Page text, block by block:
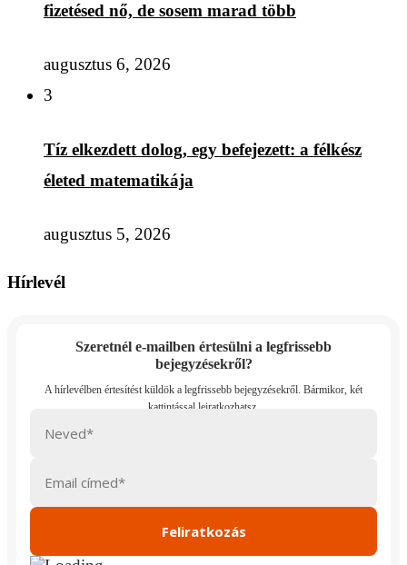
fizetésed nő, de sosem marad több
augusztus 6, 2026
3
Tíz elkezdett dolog, egy befejezett: a félkész
életed matematikája
augusztus 5, 2026
Hírlevél
Szeretnél e-mailben értesülni a legfrissebb
bejegyzésekről?